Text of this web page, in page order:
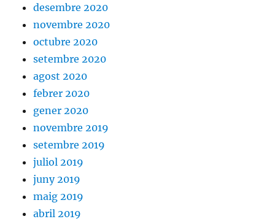
desembre 2020
novembre 2020
octubre 2020
setembre 2020
agost 2020
febrer 2020
gener 2020
novembre 2019
setembre 2019
juliol 2019
juny 2019
maig 2019
abril 2019